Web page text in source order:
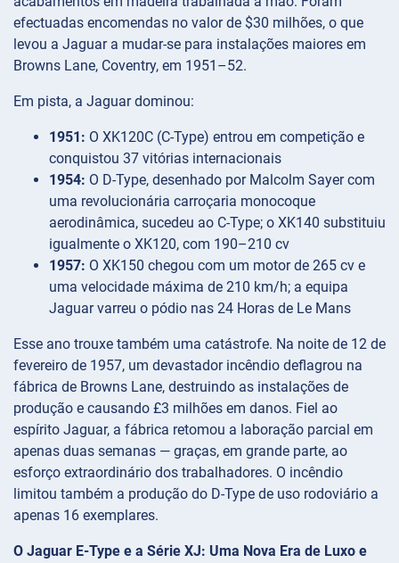
efectuadas encomendas no valor de $30 milhões, o que
levou a Jaguar a mudar-se para instalações maiores em
Browns Lane, Coventry, em 1951–52.
Em pista, a Jaguar dominou:
1951: O XK120C (C-Type) entrou em competição e
conquistou 37 vitórias internacionais
1954: O D-Type, desenhado por Malcolm Sayer com
uma revolucionária carroçaria monocoque
aerodinâmica, sucedeu ao C-Type; o XK140 substituiu
igualmente o XK120, com 190–210 cv
1957: O XK150 chegou com um motor de 265 cv e
uma velocidade máxima de 210 km/h; a equipa
Jaguar varreu o pódio nas 24 Horas de Le Mans
Esse ano trouxe também uma catástrofe. Na noite de 12 de
fevereiro de 1957, um devastador incêndio deflagrou na
fábrica de Browns Lane, destruindo as instalações de
produção e causando £3 milhões em danos. Fiel ao
espírito Jaguar, a fábrica retomou a laboração parcial em
apenas duas semanas — graças, em grande parte, ao
esforço extraordinário dos trabalhadores. O incêndio
limitou também a produção do D-Type de uso rodoviário a
apenas 16 exemplares.
O Jaguar E-Type e a Série XJ: Uma Nova Era de Luxo e